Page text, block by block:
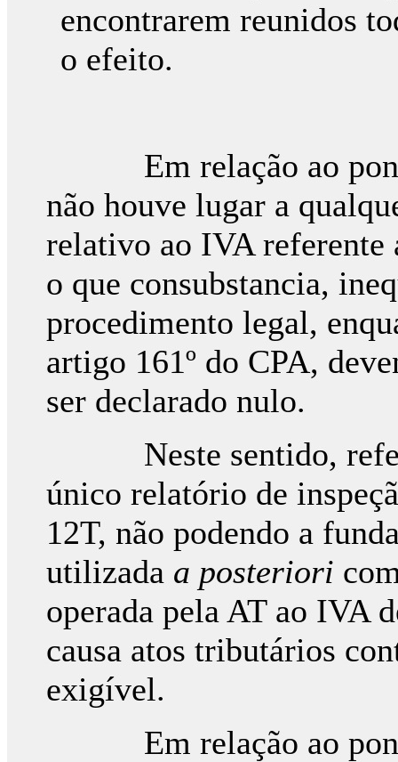
encontrarem reunidos
o efeito.
Em relação ao ponto
não houve lugar a
relativo ao IVA referente
o que consubstancia,
procedimento legal,
artigo 161º do CPA,
ser declarado nulo.
Neste sentido,
único relatório de
12T, não podendo a
utilizada a posteriori
operada pela AT ao IVA
causa atos tributários
exigível.
Em relação ao ponto